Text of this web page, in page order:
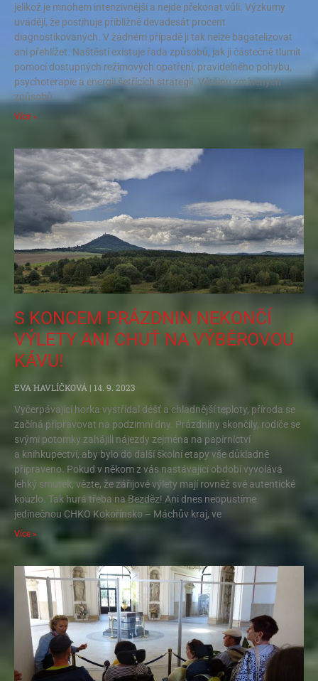
jelikož je mnohem intenzivnější a nejde překonat vůlí. Výzkumy
uvádějí, že postihuje přibližně devadesát procent
diagnostikovaných. V žádném případě ji tak nelze bagatelizovat
ani přehlížet. Naštěstí existuje řada způsobů, jak ji částečně tlumit
pomocí dostupných režimových opatření, pravidelného pohybu,
psychoterapie a energii šetřících strategií. Většinu zmíněných
způsobů
Více »
S KONCEM PRÁZDNIN NEKONČÍ
VÝLETY ANI CHUŤ NA VÝBĚROVOU
KÁVU!
EVA HAVLÍČKOVÁ
14. 9. 2023
Vyčerpávající horka vystřídal déšť a chladnější teploty, příroda se
začíná připravovat na podzimní dny. Prázdniny skončily, rodiče se
svými potomky zahájili nájezdy zejména na papírnictví
a knihkupectví, aby bylo do další školní etapy vše důkladně
připraveno. Pokud v někom z vás nastávající období vyvolává
lehký smutek, vězte, že zářijové výlety mají rovněž své autentické
kouzlo. Tak hurá třeba na Bezděz! Ani dnes neopustíme
jedinečnou CHKO Kokořínsko – Máchův kraj, ve
Více »